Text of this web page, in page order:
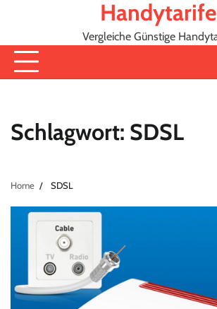
Handytarife
Vergleiche Günstige
Schlagwort: SDSL
Home SDSL